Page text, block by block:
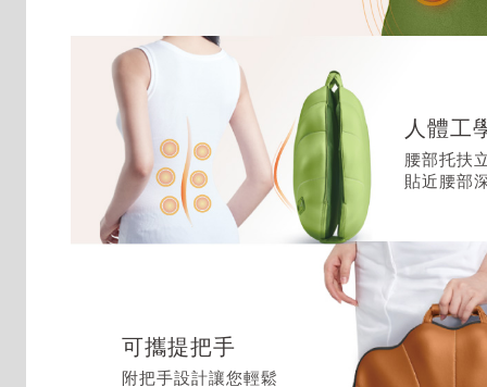
人體工
腰部托扶
貼近腰部
可攜提把手
附把手設計讓您輕鬆